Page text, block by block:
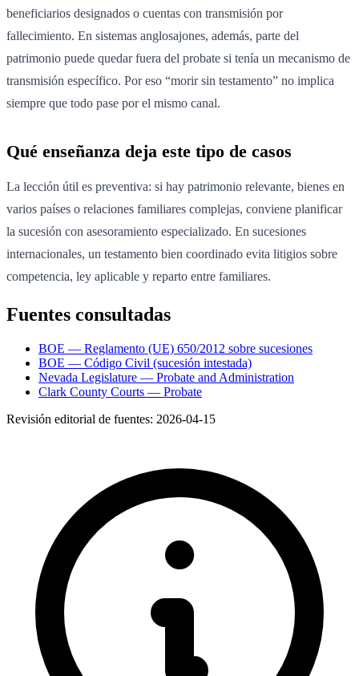
beneficiarios designados o cuentas con transmisión por
fallecimiento. En sistemas anglosajones, además, parte del
patrimonio puede quedar fuera del probate si tenía un mecanismo de
transmisión específico. Por eso “morir sin testamento” no implica
siempre que todo pase por el mismo canal.
Qué enseñanza deja este tipo de casos
La lección útil es preventiva: si hay patrimonio relevante, bienes en
varios países o relaciones familiares complejas, conviene planificar
la sucesión con asesoramiento especializado. En sucesiones
internacionales, un testamento bien coordinado evita litigios sobre
competencia, ley aplicable y reparto entre familiares.
Fuentes consultadas
BOE — Reglamento (UE) 650/2012 sobre sucesiones
BOE — Código Civil (sucesión intestada)
Nevada Legislature — Probate and Administration
Clark County Courts — Probate
Revisión editorial de fuentes: 2026-04-15